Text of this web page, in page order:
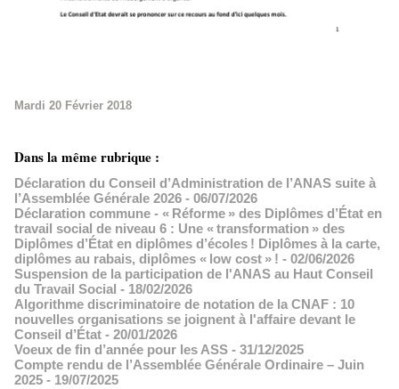
Mardi 20 Février 2018
Dans la même rubrique :
Déclaration du Conseil d’Administration de l’ANAS suite à
l’Assemblée Générale 2026 - 06/07/2026
Déclaration commune - « Réforme » des Diplômes d’État en
travail social de niveau 6 : Une « transformation » des
Diplômes d’État en diplômes d’écoles ! Diplômes à la carte,
diplômes au rabais, diplômes « low cost » ! - 02/06/2026
Suspension de la participation de l'ANAS au Haut Conseil
du Travail Social - 18/02/2026
Algorithme discriminatoire de notation de la CNAF : 10
nouvelles organisations se joignent à l'affaire devant le
Conseil d’État - 20/01/2026
Voeux de fin d’année pour les ASS - 31/12/2025
Compte rendu de l’Assemblée Générale Ordinaire – Juin
2025 - 19/07/2025